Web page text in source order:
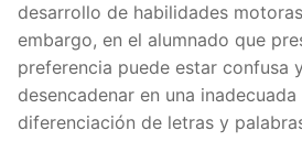
desarrollo de habilidades
embargo, en el alumnado que
preferencia puede estar confusa
desencadenar en una
diferenciación de letras y